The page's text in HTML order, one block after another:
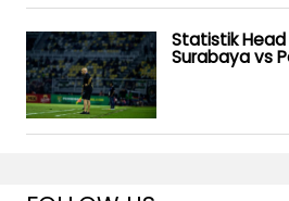
Statistik
Surabaya vs